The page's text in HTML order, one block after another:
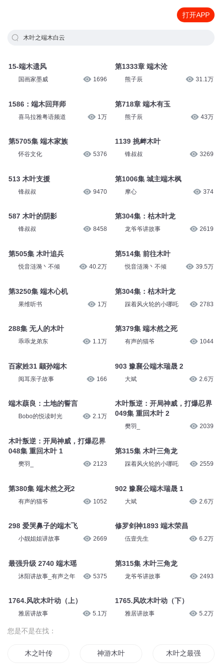
打开APP
木叶之端木白云
15-端木遗风
国画家墨威 1696
1586：端木回拜师
喜马拉雅粤语频道 1万
第5705集 端木家族
怀谷文化 5376
513 木叶支援
锋叔叔 9470
587 木叶的阴影
锋叔叔 8458
第505集 木叶追兵
悦音涟漪丶不倾 40.2万
第3250集 端木心机
果维听书 1万
288集 无人的木叶
乖乖龙弟东 1.1万
百家姓31 颛孙端木
阅耳亲子故事 166
端木蕻良：土地的誓言
Bobo的悦读时光 2.1万
木叶叛逆：开局神威，打爆忍界
048集 重回木叶 1
樊羽_ 2123
第380集 端木然之死2
有声的猫爷 1052
298 爱哭鼻子的端木飞
小靓姐姐讲故事 2669
最强升级 2740 端木瑶
沐阳讲故事_有声之年 5375
1764.风吹木叶动（上）
雅居讲故事 5.1万
第1333章 端木沧
熊子辰 31.1万
第718章 端木有玉
熊子辰 43万
1139 挑衅木叶
锋叔叔 3269
第1006集 城主端木枫
摩心 374
第304集：枯木叶龙
龙爷爷讲故事 2619
第514集 前往木叶
悦音涟漪丶不倾 39.5万
第304集：枯木叶龙
踩着风火轮的小哪吒 2783
第379集 端木然之死
有声的猫爷 1044
903 豫襄公端木瑞晟 2
大斌 2.6万
木叶叛逆：开局神威，打爆忍界
049集 重回木叶 2
樊羽_ 2039
第315集 木叶三角龙
踩着风火轮的小哪吒 2559
902 豫襄公端木瑞晟 1
大斌 2.6万
修罗剑神1893 端木荣昌
伍壹先生 6.2万
第315集 木叶三角龙
龙爷爷讲故事 2493
1765.风吹木叶动（下）
雅居讲故事 5.2万
您是不是在找：
木之叶传 神游木叶 木叶之最强女帝